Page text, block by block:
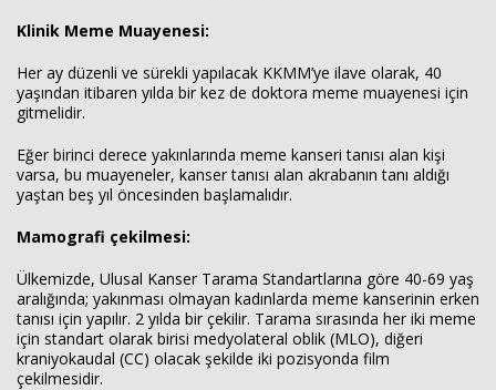
Klinik Meme Muayenesi:
Her ay düzenli ve sürekli yapılacak KKMM’ye ilave olarak, 40
yaşından itibaren yılda bir kez de doktora meme muayenesi için
gitmelidir.
Eğer birinci derece yakınlarında meme kanseri tanısı alan kişi
varsa, bu muayeneler, kanser tanısı alan akrabanın tanı aldığı
yaştan beş yıl öncesinden başlamalıdır.
Mamografi çekilmesi:
Ülkemizde, Ulusal Kanser Tarama Standartlarına göre 40-69 yaş
aralığında; yakınması olmayan kadınlarda meme kanserinin erken
tanısı için yapılır. 2 yılda bir çekilir. Tarama sırasında her iki meme
için standart olarak birisi medyolateral oblik (MLO), diğeri
kraniyokaudal (CC) olacak şekilde iki pozisyonda film
çekilmesidir.